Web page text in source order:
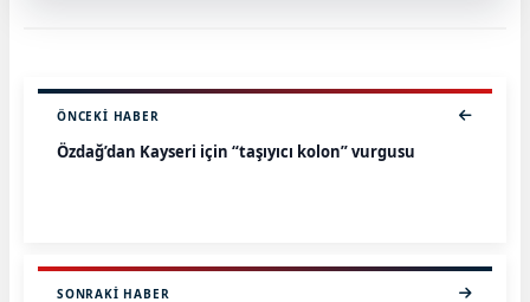
ÖNCEKI HABER
Özdağ’dan Kayseri için “taşıyıcı kolon” vurgusu
SONRAKI HABER